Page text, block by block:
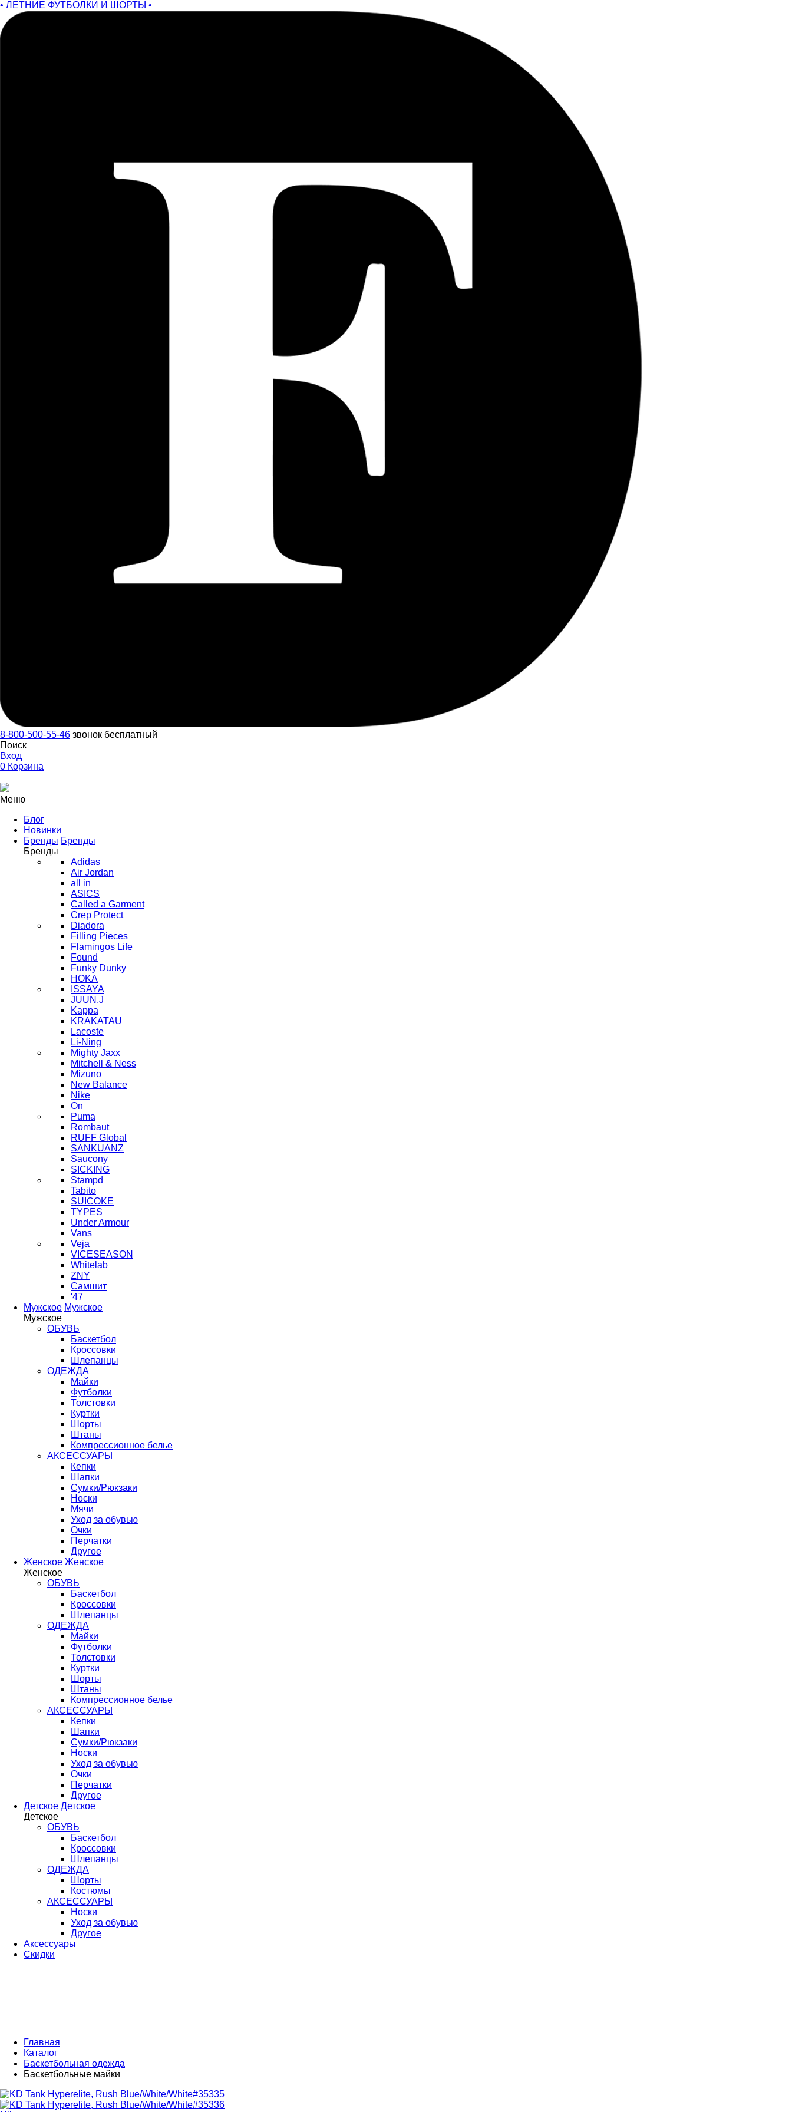
• ЛЕТНИЕ ФУТБОЛКИ И ШОРТЫ •
8-800-500-55-46 звонок бесплатный
Поиск
Вход
0 Корзина
Меню
Блог
Новинки
Бренды Бренды
Бренды
Adidas
Air Jordan
all in
ASICS
Called a Garment
Crep Protect
Diadora
Filling Pieces
Flamingos Life
Found
Funky Dunky
HOKA
ISSAYA
JUUN.J
Kappa
KRAKATAU
Lacoste
Li-Ning
Mighty Jaxx
Mitchell & Ness
Mizuno
New Balance
Nike
On
Puma
Rombaut
RUFF Global
SANKUANZ
Saucony
SICKING
Stampd
Tabito
SUICOKE
TYPES
Under Armour
Vans
Veja
VICESEASON
Whitelab
ZNY
Самшит
'47
Мужское Мужское
Мужское
ОБУВЬ
Баскетбол
Кроссовки
Шлепанцы
ОДЕЖДА
Майки
Футболки
Толстовки
Куртки
Шорты
Штаны
Компрессионное белье
АКСЕССУАРЫ
Кепки
Шапки
Сумки/Рюкзаки
Носки
Мячи
Уход за обувью
Очки
Перчатки
Другое
Женское Женское
Женское
ОБУВЬ
Баскетбол
Кроссовки
Шлепанцы
ОДЕЖДА
Майки
Футболки
Толстовки
Куртки
Шорты
Штаны
Компрессионное белье
АКСЕССУАРЫ
Кепки
Шапки
Сумки/Рюкзаки
Носки
Уход за обувью
Очки
Перчатки
Другое
Детское Детское
Детское
ОБУВЬ
Баскетбол
Кроссовки
Шлепанцы
ОДЕЖДА
Шорты
Костюмы
АКСЕССУАРЫ
Носки
Уход за обувью
Другое
Аксессуары
Скидки
Главная
Каталог
Баскетбольная одежда
Баскетбольные майки